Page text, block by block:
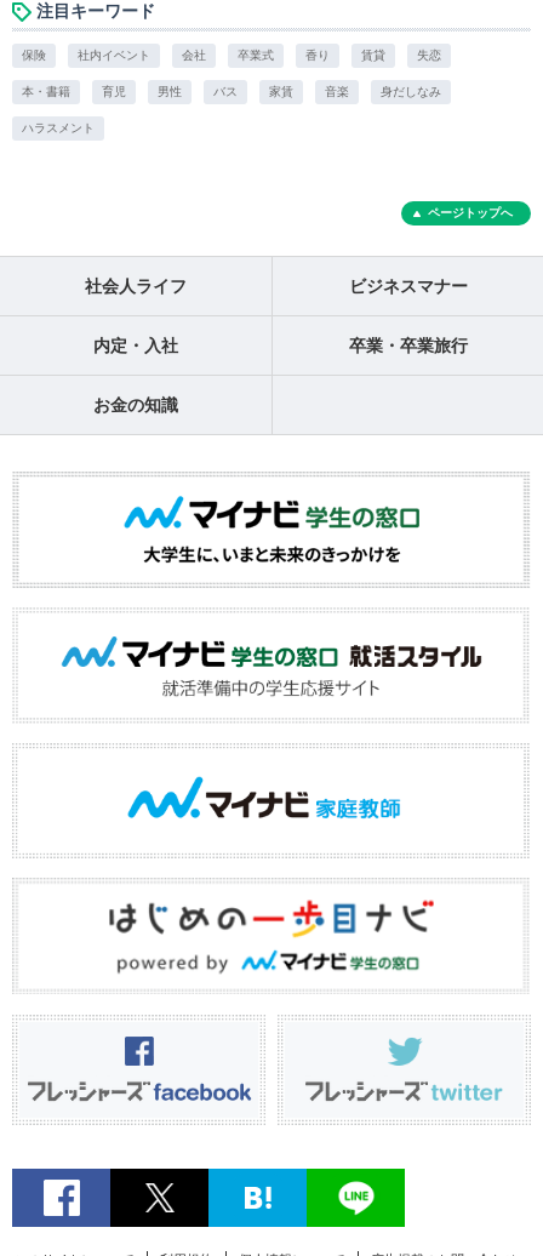
注目キーワード
保険 社内イベント 会社 卒業式 香り 賃貸 失恋
本・書籍 育児 男性 バス 家賃 音楽 身だしなみ
ハラスメント
ページトップへ
社会人ライフ ビジネスマナー
内定・入社 卒業・卒業旅行
お金の知識